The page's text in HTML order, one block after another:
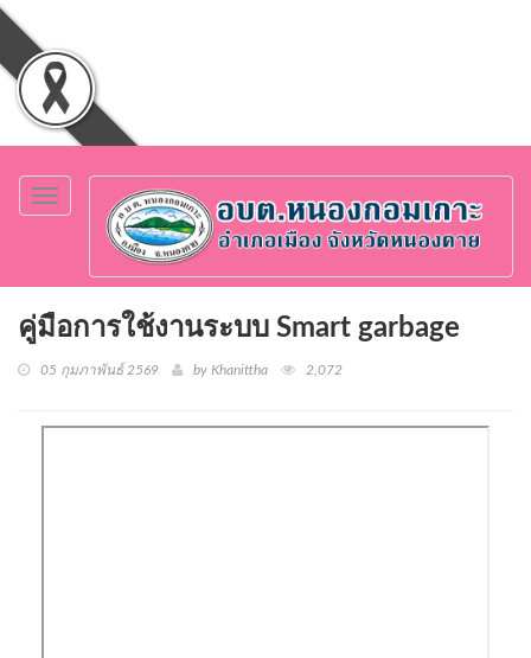
Toggle
navigation
คู่มือการใช้งานระบบ Smart garbage
05 กุมภาพันธ์ 2569 by Khanittha 2,072